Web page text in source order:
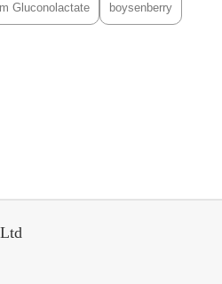
Gluconolactate boysenberry